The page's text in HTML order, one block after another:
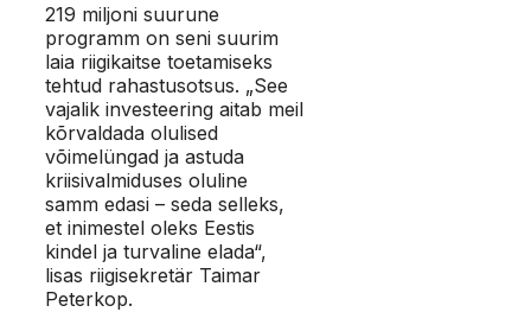
219 miljoni suurune
programm on seni suurim
laia riigikaitse toetamiseks
tehtud rahastusotsus. „See
vajalik investeering aitab meil
kõrvaldada olulised
võimelüngad ja astuda
kriisivalmiduses oluline
samm edasi – seda selleks,
et inimestel oleks Eestis
kindel ja turvaline elada“,
lisas riigisekretär Taimar
Peterkop.